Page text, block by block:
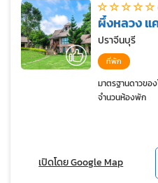
ผึ้งหลวง แ
ปราจีนบุรี
ที่พัก
มาตรฐานดาวขอ
จำนวนห้องพัก
เปิดโดย Google Map